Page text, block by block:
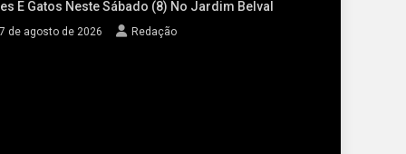
E Gatos Neste Sábado (8) No Jardim Belval
de agosto de 2026 Redação